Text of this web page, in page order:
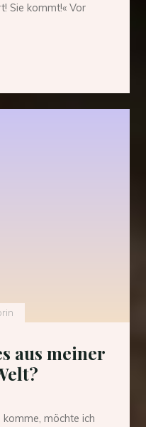
Sie kommt!« Vor
aus meiner
möchte ich